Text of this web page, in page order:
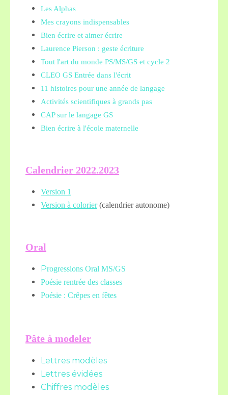
Les Alphas
Mes crayons indispensables
Bien écrire et aimer écrire
Laurence Pierson : geste écriture
Tout l'art du monde PS/MS/GS et cycle 2
CLEO GS Entrée dans l'écrit
11 histoires pour une année de langage
Activités scientifiques à grands pas
CAP sur le langage GS
Bien écrire à l'école maternelle
Calendrier 2022.2023
Version 1
Version à colorier(calendrier autonome)
Oral
Progressions Oral MS/GS
Poésie rentrée des classes
Poésie : Crêpes en fêtes
Pâte à modeler
Lettres modèles
Lettres évidées
Chiffres modèles